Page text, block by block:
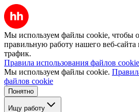
Мы используем файлы cookie, чтобы
правильную работу нашего веб-сайта
трафик.
Правила использования файлов cookie
Мы используем файлы cookie.
файлов cookie
Понятно
Ищу работу